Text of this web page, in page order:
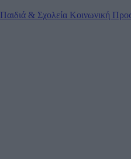
Παιδιά & Σχολεία Κοινωνική